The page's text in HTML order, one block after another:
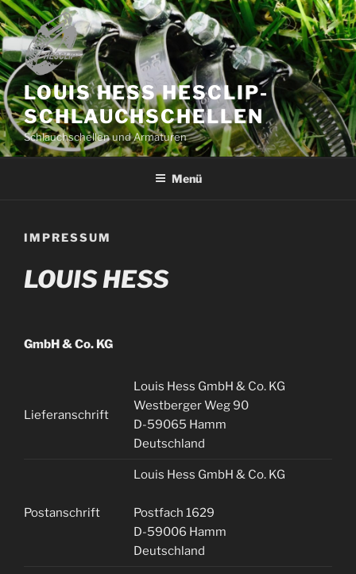
Zum
Inhalt
springen
LOUIS HESS HESCLIP-
SCHLAUCHSCHELLEN
Schlauchschellen und Armaturen
Menü
IMPRESSUM
LOUIS HESS
GmbH & Co. KG
Lieferanschrift
Louis Hess GmbH & Co. KG
Westberger Weg 90
D-59065 Hamm
Deutschland
Postanschrift
Louis Hess GmbH & Co. KG
Postfach 1629
D-59006 Hamm
Deutschland